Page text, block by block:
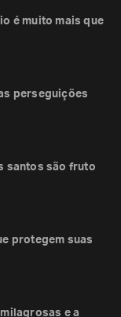
é muito mais que
perseguições
santos são fruto
protegem suas
e a